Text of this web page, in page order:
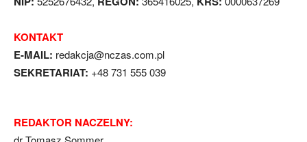
KONTAKT
E-MAIL: redakcja@nczas.com.pl
SEKRETARIAT: +48 731 555 039
REDAKTOR NACZELNY: